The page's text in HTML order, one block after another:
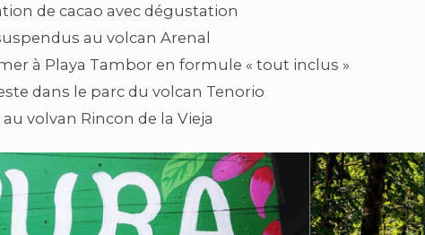
de cacao avec dégustation
au volcan Arenal
à Playa Tambor en formule « tout inclus »
dans le parc du volcan Tenorio
volvan Rincon de la Vieja